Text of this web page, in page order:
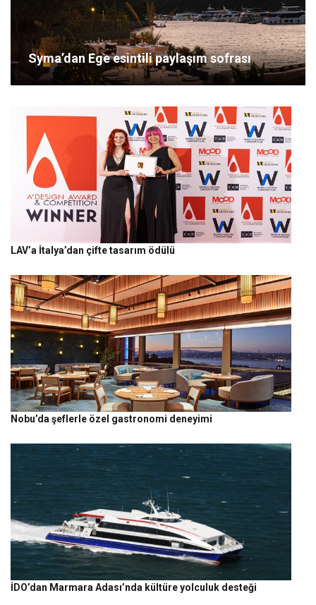
Syma’dan Ege esintili paylaşım sofrası
LAV’a İtalya’dan çifte tasarım ödülü
Nobu’da şeflerle özel gastronomi deneyimi
İDO’dan Marmara Adası’nda kültüre yolculuk desteği